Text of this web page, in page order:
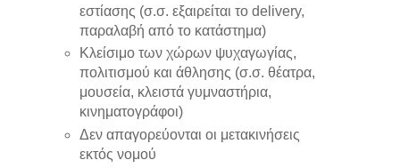
εστίασης (σ.σ. εξαιρείται το delivery,
παραλαβή από το κατάστημα)
Κλείσιμο των χώρων ψυχαγωγίας,
πολιτισμού και άθλησης (σ.σ. θέατρα,
μουσεία, κλειστά γυμναστήρια,
κινηματογράφοι)
Δεν απαγορεύονται οι μετακινήσεις
εκτός νομού